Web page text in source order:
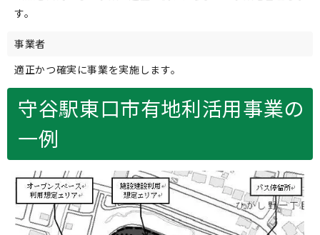
す。
事業者
適正かつ確実に事業を実施します。
守谷駅東口市有地利活用事業の
一例